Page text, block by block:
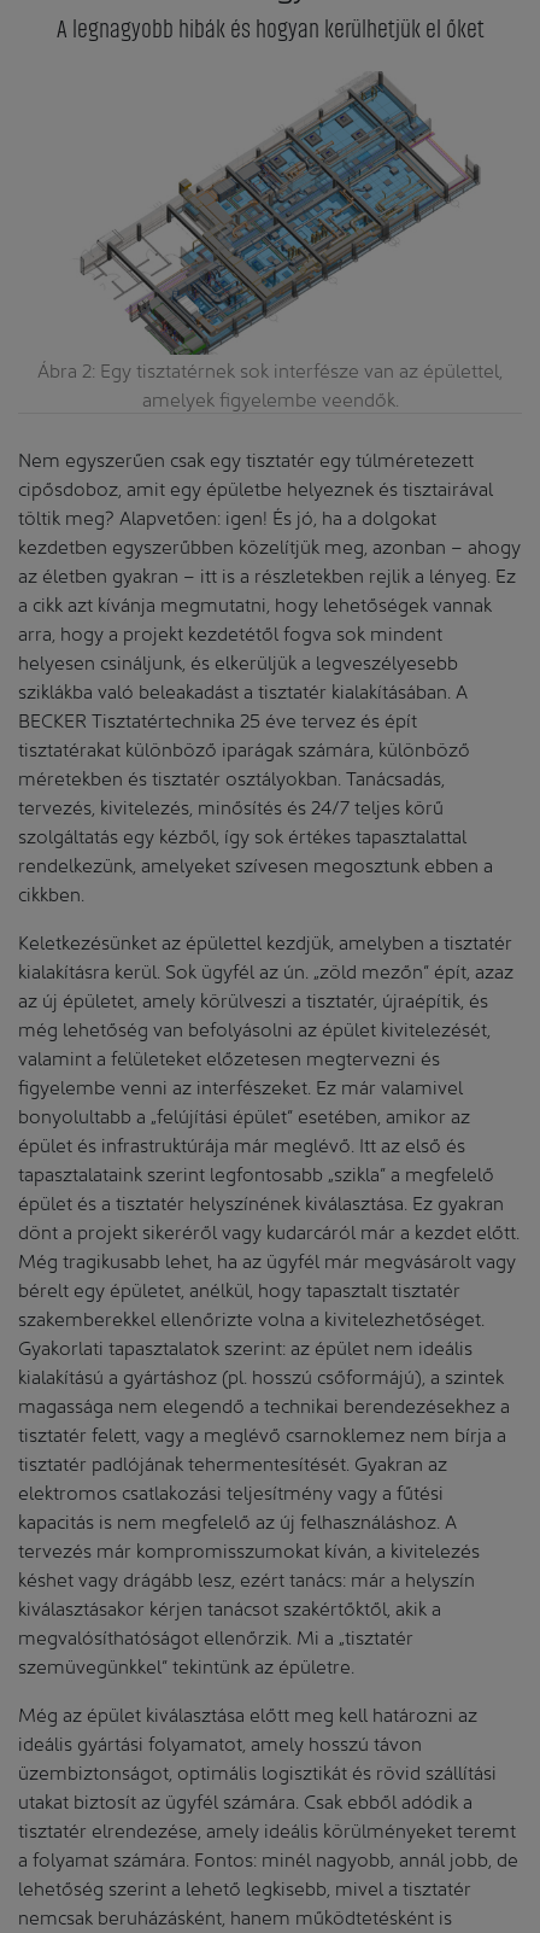
A legnagyobb hibák és hogyan kerülhetjük el őket
Ábra 2: Egy tisztatérnek sok interfésze van az épülettel,
amelyek figyelembe veendők.
Nem egyszerűen csak egy tisztatér egy túlméretezett
cipősdoboz, amit egy épületbe helyeznek és tisztairával
töltik meg? Alapvetően: igen! És jó, ha a dolgokat
kezdetben egyszerűbben közelítjük meg, azonban – ahogy
az életben gyakran – itt is a részletekben rejlik a lényeg. Ez
a cikk azt kívánja megmutatni, hogy lehetőségek vannak
arra, hogy a projekt kezdetétől fogva sok mindent
helyesen csináljunk, és elkerüljük a legveszélyesebb
sziklákba való beleakadást a tisztatér kialakításában. A
BECKER Tisztatértechnika 25 éve tervez és épít
tisztatérakat különböző iparágak számára, különböző
méretekben és tisztatér osztályokban. Tanácsadás,
tervezés, kivitelezés, minősítés és 24/7 teljes körű
szolgáltatás egy kézből, így sok értékes tapasztalattal
rendelkezünk, amelyeket szívesen megosztunk ebben a
cikkben.
Keletkezésünket az épülettel kezdjük, amelyben a tisztatér
kialakításra kerül. Sok ügyfél az ún. „zöld mezőn” épít, azaz
az új épületet, amely körülveszi a tisztatér, újraépítik, és
még lehetőség van befolyásolni az épület kivitelezését,
valamint a felületeket előzetesen megtervezni és
figyelembe venni az interfészeket. Ez már valamivel
bonyolultabb a „felújítási épület” esetében, amikor az
épület és infrastruktúrája már meglévő. Itt az első és
tapasztalataink szerint legfontosabb „szikla” a megfelelő
épület és a tisztatér helyszínének kiválasztása. Ez gyakran
dönt a projekt sikeréről vagy kudarcáról már a kezdet előtt.
Még tragikusabb lehet, ha az ügyfél már megvásárolt vagy
bérelt egy épületet, anélkül, hogy tapasztalt tisztatér
szakemberekkel ellenőrizte volna a kivitelezhetőséget.
Gyakorlati tapasztalatok szerint: az épület nem ideális
kialakítású a gyártáshoz (pl. hosszú csőformájú), a szintek
magassága nem elegendő a technikai berendezésekhez a
tisztatér felett, vagy a meglévő csarnoklemez nem bírja a
tisztatér padlójának tehermentesítését. Gyakran az
elektromos csatlakozási teljesítmény vagy a fűtési
kapacitás is nem megfelelő az új felhasználáshoz. A
tervezés már kompromisszumokat kíván, a kivitelezés
késhet vagy drágább lesz, ezért tanács: már a helyszín
kiválasztásakor kérjen tanácsot szakértőktől, akik a
megvalósíthatóságot ellenőrzik. Mi a „tisztatér
szemüvegünkkel” tekintünk az épületre.
Még az épület kiválasztása előtt meg kell határozni az
ideális gyártási folyamatot, amely hosszú távon
üzembiztonságot, optimális logisztikát és rövid szállítási
utakat biztosít az ügyfél számára. Csak ebből adódik a
tisztatér elrendezése, amely ideális körülményeket teremt
a folyamat számára. Fontos: minél nagyobb, annál jobb, de
lehetőség szerint a lehető legkisebb, mivel a tisztatér
nemcsak beruházásként, hanem működtetésként is